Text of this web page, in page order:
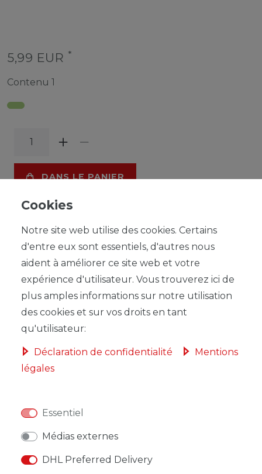
5,99 EUR *
Contenu 1
DANS LE PANIER
LISTE DE SOUHAITS
* avec TVA hors Frais de livraison
DESCRIPTION
FABRICANT
Cookies
Notre site web utilise des cookies. Certains
d'entre eux sont essentiels, d'autres nous
aident à améliorer ce site web et votre
expérience d'utilisateur. Vous trouverez ici de
plus amples informations sur notre utilisation
des cookies et sur vos droits en tant
qu'utilisateur:
Déclaration de confidentialité
Mentions
légales
Essentiel
Médias externes
DHL Preferred Delivery